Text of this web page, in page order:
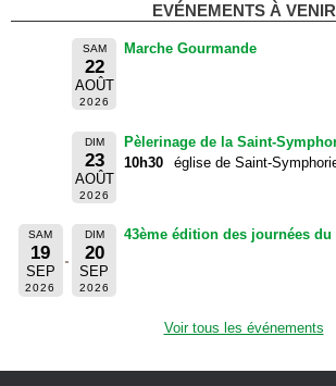
EVÉNEMENTS À VENIR
SAM
22
AOÛT
2026
Marche Gourmande
DIM
23
AOÛT
2026
Pèlerinage de la Saint-
10h30
église de Saint-
SAM
19
SEP
2026
DIM
20
SEP
2026
43ème édition des journées
Voir tous les événements